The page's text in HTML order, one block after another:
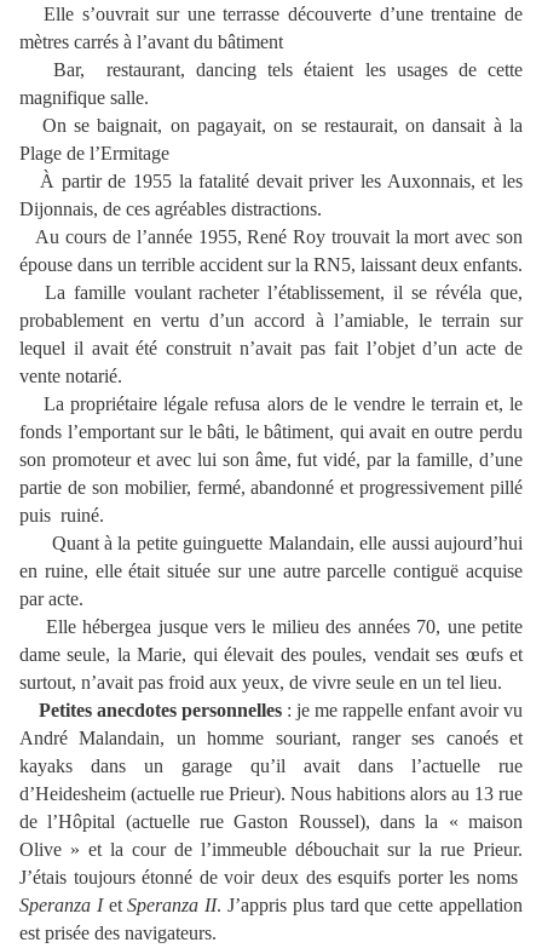
Elle s’ouvrait sur une terrasse découverte d’une trentaine de
mètres carrés à l’avant du bâtiment
Bar, restaurant, dancing tels étaient les usages de cette
magnifique salle.
On se baignait, on pagayait, on se restaurait, on dansait à la
Plage de l’Ermitage
À partir de 1955 la fatalité devait priver les Auxonnais, et les
Dijonnais, de ces agréables distractions.
Au cours de l’année 1955, René Roy trouvait la mort avec son
épouse dans un terrible accident sur la RN5, laissant deux enfants.
La famille voulant racheter l’établissement, il se révéla que,
probablement en vertu d’un accord à l’amiable, le terrain sur
lequel il avait été construit n’avait pas fait l’objet d’un acte de
vente notarié.
La propriétaire légale refusa alors de le vendre le terrain et, le
fonds l’emportant sur le bâti, le bâtiment, qui avait en outre perdu
son promoteur et avec lui son âme, fut vidé, par la famille, d’une
partie de son mobilier, fermé, abandonné et progressivement pillé
puis ruiné.
Quant à la petite guinguette Malandain, elle aussi aujourd’hui
en ruine, elle était située sur une autre parcelle contiguë acquise
par acte.
Elle hébergea jusque vers le milieu des années 70, une petite
dame seule, la Marie, qui élevait des poules, vendait ses œufs et
surtout, n’avait pas froid aux yeux, de vivre seule en un tel lieu.
Petites anecdotes personnelles : je me rappelle enfant avoir vu
André Malandain, un homme souriant, ranger ses canoés et
kayaks dans un garage qu’il avait dans l’actuelle rue
d’Heidesheim (actuelle rue Prieur). Nous habitions alors au 13 rue
de l’Hôpital (actuelle rue Gaston Roussel), dans la « maison
Olive » et la cour de l’immeuble débouchait sur la rue Prieur.
J’étais toujours étonné de voir deux des esquifs porter les noms
Speranza IetSperanza II. J’appris plus tard que cette appellation
est prisée des navigateurs.